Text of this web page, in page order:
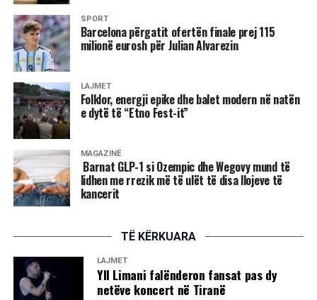
SPORT
Barcelona përgatit ofertën finale prej 115
milionë eurosh për Julian Alvarezin
LAJMET
Folklor, energji epike dhe balet modern në natën
e dytë të “Etno Fest-it”
MAGAZINË
Barnat GLP-1 si Ozempic dhe Wegovy mund të
lidhen me rrezik më të ulët të disa llojeve të
kancerit
TË KËRKUARA
LAJMET
Yll Limani falënderon fansat pas dy
netëve koncert në Tiranë